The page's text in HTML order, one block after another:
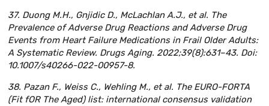
37. Duong M.H., Gnjidic D., McLachlan A.J., et al. The
Prevalence of Adverse Drug Reactions and Adverse Drug
Events from Heart Failure Medications in Frail Older Adults:
A Systematic Review. Drugs Aging. 2022;39(8):631–43. Doi:
10.1007/s40266-022-00957-8.
38. Pazan F., Weiss C., Wehling M., et al. The EURO-FORTA
(Fit fOR The Aged) list: international consensus validation